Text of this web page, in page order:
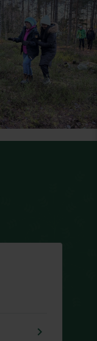
keyboard_arrow_right